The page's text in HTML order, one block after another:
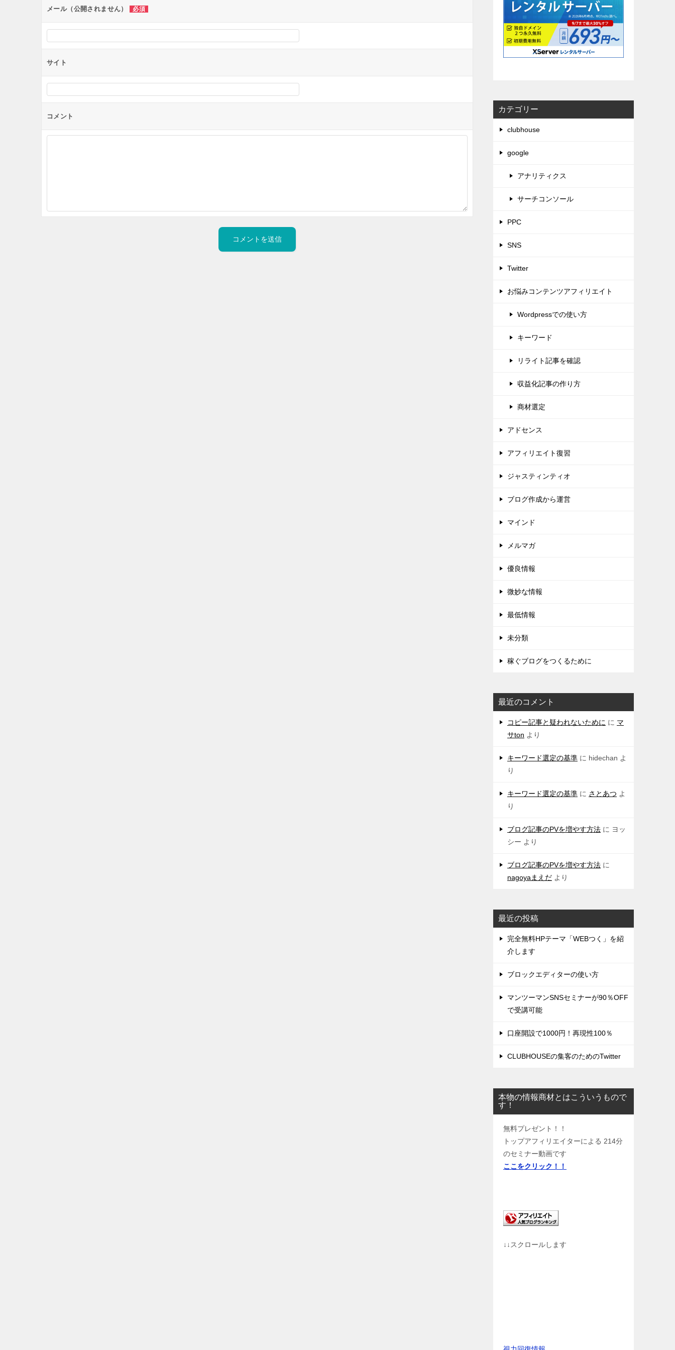
ン
メール（公開されません） 必須
サイト
コメント
カテゴリー
clubhouse
google
アナリティクス
サーチコンソール
PPC
SNS
Twitter
お悩みコンテンツアフィリエイト
Wordpressでの使い方
キーワード
リライト記事を確認
収益化記事の作り方
商材選定
アドセンス
アフィリエイト復習
ジャスティンティオ
ブログ作成から運営
マインド
メルマガ
優良情報
微妙な情報
最低情報
未分類
稼ぐブログをつくるために
最近のコメント
コピー記事と疑われないために に マ
サton より
キーワード選定の基準 に hidechan よ
り
キーワード選定の基準 に さとあつ よ
り
ブログ記事のPVを増やす方法 に ヨッ
シー より
ブログ記事のPVを増やす方法 に
nagoyaまえだ より
最近の投稿
完全無料HPテーマ「WEBつく」を紹
介します
ブロックエディターの使い方
マンツーマンSNSセミナーが90％OFF
で受講可能
口座開設で1000円！再現性100％
CLUBHOUSEの集客のためのTwitter
本物の情報商材とはこういうもので
す！
無料プレゼント！！
トップアフィリエイターによる 214分
のセミナー動画です
ここをクリック！！
↓↓スクロールします